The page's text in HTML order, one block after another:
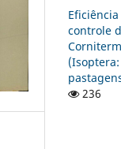
controle
236